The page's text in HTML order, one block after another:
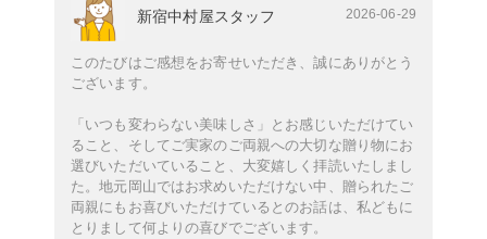
新宿中村屋スタッフ 2026-06-29
このたびはご感想をお寄せいただき、誠にありがとう
ございます。
「いつも変わらない美味しさ」とお感じいただけてい
ること、そしてご実家のご両親への大切な贈り物にお
選びいただいていること、大変嬉しく拝読いたしまし
た。地元岡山ではお求めいただけない中、贈られたご
両親にもお喜びいただけているとのお話は、私どもに
とりまして何よりの喜びでございます。